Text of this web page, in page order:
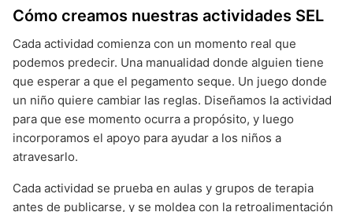
Cómo creamos nuestras actividades SEL
Cada actividad comienza con un momento real que
podemos predecir. Una manualidad donde alguien tiene
que esperar a que el pegamento seque. Un juego donde
un niño quiere cambiar las reglas. Diseñamos la actividad
para que ese momento ocurra a propósito, y luego
incorporamos el apoyo para ayudar a los niños a
atravesarlo.
Cada actividad se prueba en aulas y grupos de terapia
antes de publicarse, y se moldea con la retroalimentación